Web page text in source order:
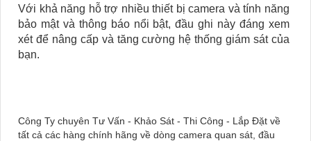
Với khả năng hỗ trợ nhiều thiết bị camera và tính năng
bảo mật và thông báo nổi bật, đầu ghi này đáng xem
xét để nâng cấp và tăng cường hệ thống giám sát của
bạn.
Công Ty chuyên Tư Vấn - Khảo Sát - Thi Công - Lắp Đặt về
tất cả các hàng chính hãng về dòng camera quan sát, đầu